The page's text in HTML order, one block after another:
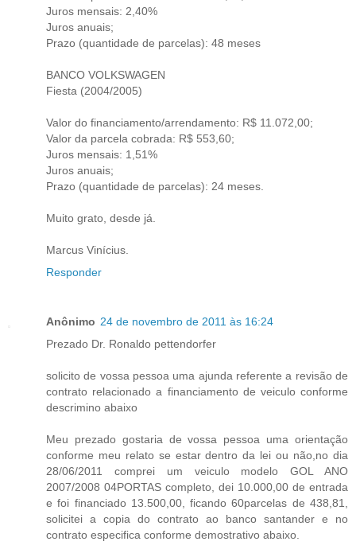
Juros mensais: 2,40%
Juros anuais;
Prazo (quantidade de parcelas): 48 meses
BANCO VOLKSWAGEN
Fiesta (2004/2005)
Valor do financiamento/arrendamento: R$ 11.072,00;
Valor da parcela cobrada: R$ 553,60;
Juros mensais: 1,51%
Juros anuais;
Prazo (quantidade de parcelas): 24 meses.
Muito grato, desde já.
Marcus Vinícius.
Responder
Anônimo 24 de novembro de 2011 às 16:24
Prezado Dr. Ronaldo pettendorfer
solicito de vossa pessoa uma ajunda referente a revisão de
contrato relacionado a financiamento de veiculo conforme
descrimino abaixo
Meu prezado gostaria de vossa pessoa uma orientação
conforme meu relato se estar dentro da lei ou não,no dia
28/06/2011 comprei um veiculo modelo GOL ANO
2007/2008 04PORTAS completo, dei 10.000,00 de entrada
e foi financiado 13.500,00, ficando 60parcelas de 438,81,
solicitei a copia do contrato ao banco santander e no
contrato especifica conforme demostrativo abaixo.